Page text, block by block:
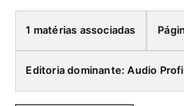
1 matérias associadas
Editoria dominante: Audio